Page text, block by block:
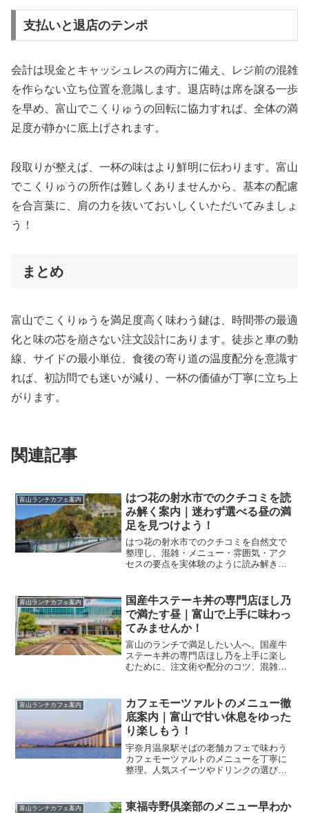
支払いと退店のテンポ
会計は現金とキャッシュレスの両方に備え、レジ前の混雑
を作らない立ち位置を意識します。退店時は席を譲る一歩
を早め、富山でこくりゅうの回転に協力すれば、全体の満
足度が静かに底上げされます。
段取りが整えば、一杯の味はより鮮明に伝わります。富山
でこくりゅうの所作は難しくありませんから、基本の配慮
を合言葉に、肩の力を抜いておいしくいただいてみましょ
う！
まとめ
富山でこくりゅうを満足度高く味わう鍵は、時間帯の最適
化と味の芯を崩さない注文設計にあります。徒歩と車の動
線、サイドの最小単位、食後の寄り道の温度配分を意識す
れば、初訪問でも迷いが減り、一杯の価値が丁寧に立ち上
がります。
関連記事
富山ランチカフェ案内
はつ花の射水市でのクチコミを読
み解く案内｜迷わず選べる昼の満
足を見つけよう！
はつ花の射水市でのクチコミを自然文で
整理し、混雑・メニュー・雰囲気・アク
セスの要点を実体験のように読み解きま
富山ランチカフェ案内
国産牛ステーキ丼の専門店ほし乃
で満たす昼｜富山で上手に味わっ
てみませんか！
富山のランチで満足したい人へ。国産牛
ステーキ丼の専門店ほし乃を上手に楽し
むために、注文術や配分のコツ、混雑回
富山ランチカフェ案内
カフェモーツァルトのメニュー徹
底案内｜富山で甘い休息をゆった
り楽しもう！
宇奈月温泉駅そばの老舗カフェで味わう
カフェモーツァルトのメニューを丁寧に
整理。人気スイーツやドリンクの選び
地よく導きます。
富山ランチカフェ案内
東福寺野倶楽部のメニュー早わか